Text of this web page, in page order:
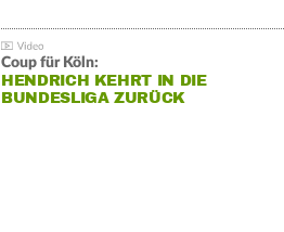
Coup für Köln:
HENDRICH KEHRT IN DIE
BUNDESLIGA ZURÜCK